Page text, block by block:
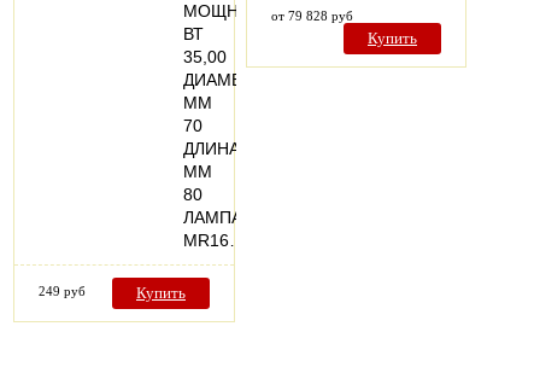
МОЩНОСТЬ,
ВТ
35,00
ДИАМЕТР,
ММ
70
ДЛИНА,
ММ
80
ЛАМПА
MR16…
249 руб Купить
от 79 828 руб
Купить